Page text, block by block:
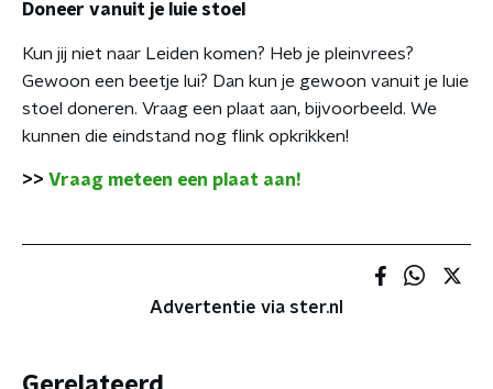
Doneer vanuit je luie stoel
Kun jij niet naar Leiden komen? Heb je pleinvrees?
Gewoon een beetje lui? Dan kun je gewoon vanuit je luie
stoel doneren. Vraag een plaat aan, bijvoorbeeld. We
kunnen die eindstand nog flink opkrikken!
>> Vraag meteen een plaat aan!
Advertentie via ster.nl